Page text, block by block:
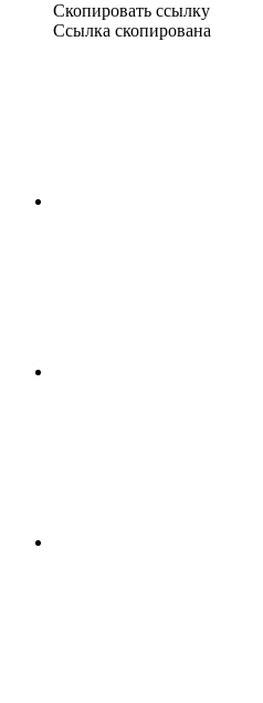
Скопировать ссылку
Ссылка скопирована